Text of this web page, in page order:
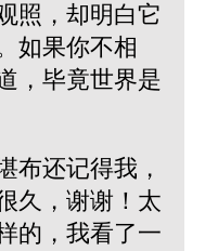
照，却明白它
如果你不相
，毕竟世界是
布还记得我，
久，谢谢！太
的，我看了一